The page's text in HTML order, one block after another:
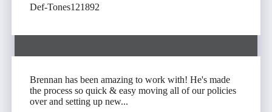
Def-Tones121892
Brennan has been amazing to work with! He's made
the process so quick & easy moving all of our policies
over and setting up new...